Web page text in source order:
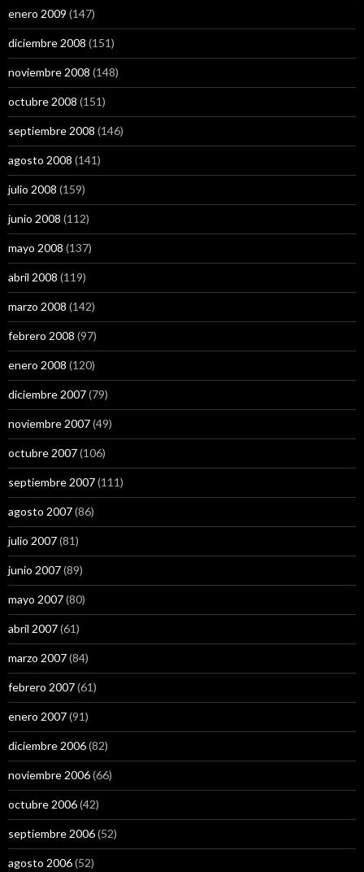
enero 2009 (147)
diciembre 2008 (151)
noviembre 2008 (148)
octubre 2008 (151)
septiembre 2008 (146)
agosto 2008 (141)
julio 2008 (159)
junio 2008 (112)
mayo 2008 (137)
abril 2008 (119)
marzo 2008 (142)
febrero 2008 (97)
enero 2008 (120)
diciembre 2007(79)
noviembre 2007(49)
octubre 2007(106)
septiembre 2007(111)
agosto 2007(86)
julio 2007(81)
junio 2007(89)
mayo 2007(80)
abril 2007(61)
marzo 2007(84)
febrero 2007(61)
enero 2007(91)
diciembre 2006(82)
noviembre 2006(66)
octubre 2006(42)
septiembre 2006(52)
agosto 2006(52)